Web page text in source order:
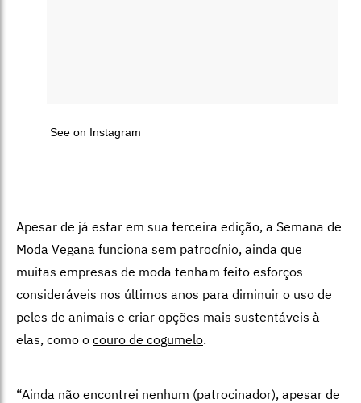
See on Instagram
Apesar de já estar em sua terceira edição, a Semana de
Moda Vegana funciona sem patrocínio, ainda que
muitas empresas de moda tenham feito esforços
consideráveis nos últimos anos para diminuir o uso de
peles de animais e criar opções mais sustentáveis à
elas, como o couro de cogumelo.
“Ainda não encontrei nenhum (patrocinador), apesar de